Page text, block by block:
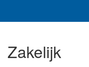
Zakelijk